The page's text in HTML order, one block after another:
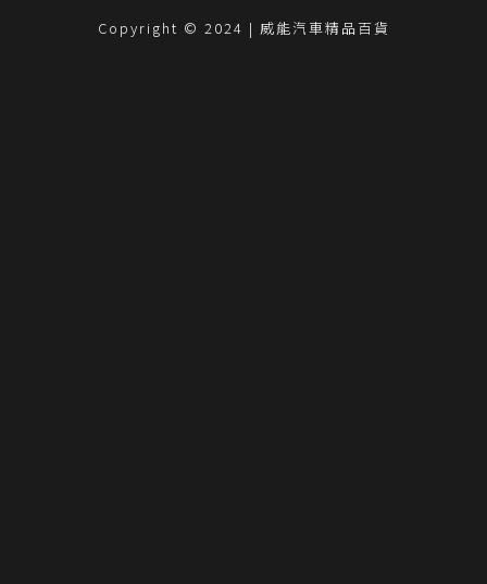
Copyright © 2024 | 威能汽車精品百貨